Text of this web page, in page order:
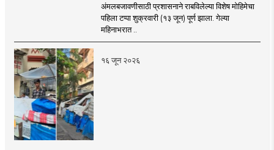
अंमलबजावणीसाठी प्रशासनाने राबविलेल्या विशेष मोहिमेचा
पहिला टप्पा शुक्रवारी (१३ जून) पूर्ण झाला. गेल्या
महिनाभरात ..
१६ जून २०२६